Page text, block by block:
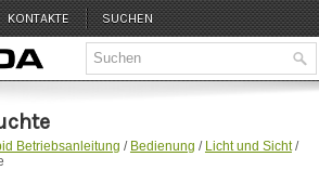
KONTAKTE SUCHEN
Betriebsanleitung / Bedienung / Licht und Sicht/